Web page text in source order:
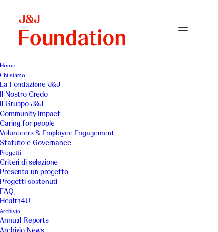
Home
Chi siamo
La Fondazione J&J
Il Nostro Credo
Il Gruppo J&J
Community Impact
Caring for people
Volunteers & Employee Engagement
Statuto e Governance
Progetti
Criteri di selezione
Presenta un progetto
Progetti sostenuti
FAQ
Health4U
Archivio
Annual Reports
Archivio News
Home